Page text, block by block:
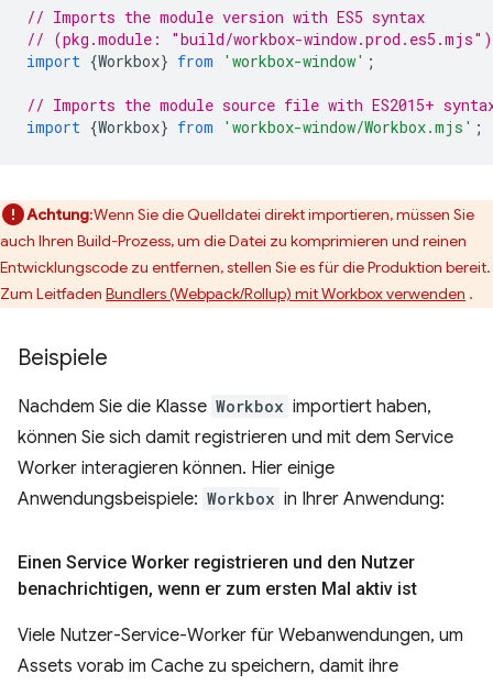
// Imports the module version with ES5 syntax
// (pkg.module: "build/workbox-window.prod.es5.mjs")
import {Workbox} from 'workbox-window' ;
// Imports the module source file with ES2015+
import {Workbox} from 'workbox-window/Workbox.mjs' ;
Achtung:Wenn Sie die Quelldatei direkt importieren, müssen Sie
auch Ihren Build-Prozess, um die Datei zu komprimieren und reinen
Entwicklungscode zu entfernen, stellen Sie es für die Produktion bereit.
Zum Leitfaden Bundlers (Webpack/Rollup) mit Workbox verwenden .
Beispiele
Nachdem Sie die Klasse Workbox importiert haben,
können Sie sich damit registrieren und mit dem Service
Worker interagieren können. Hier einige
Anwendungsbeispiele: Workbox in Ihrer Anwendung:
Einen Service Worker registrieren und den Nutzer
benachrichtigen, wenn er zum ersten Mal aktiv ist
Viele Nutzer-Service-Worker für Webanwendungen, um
Assets vorab im Cache zu speichern, damit ihre